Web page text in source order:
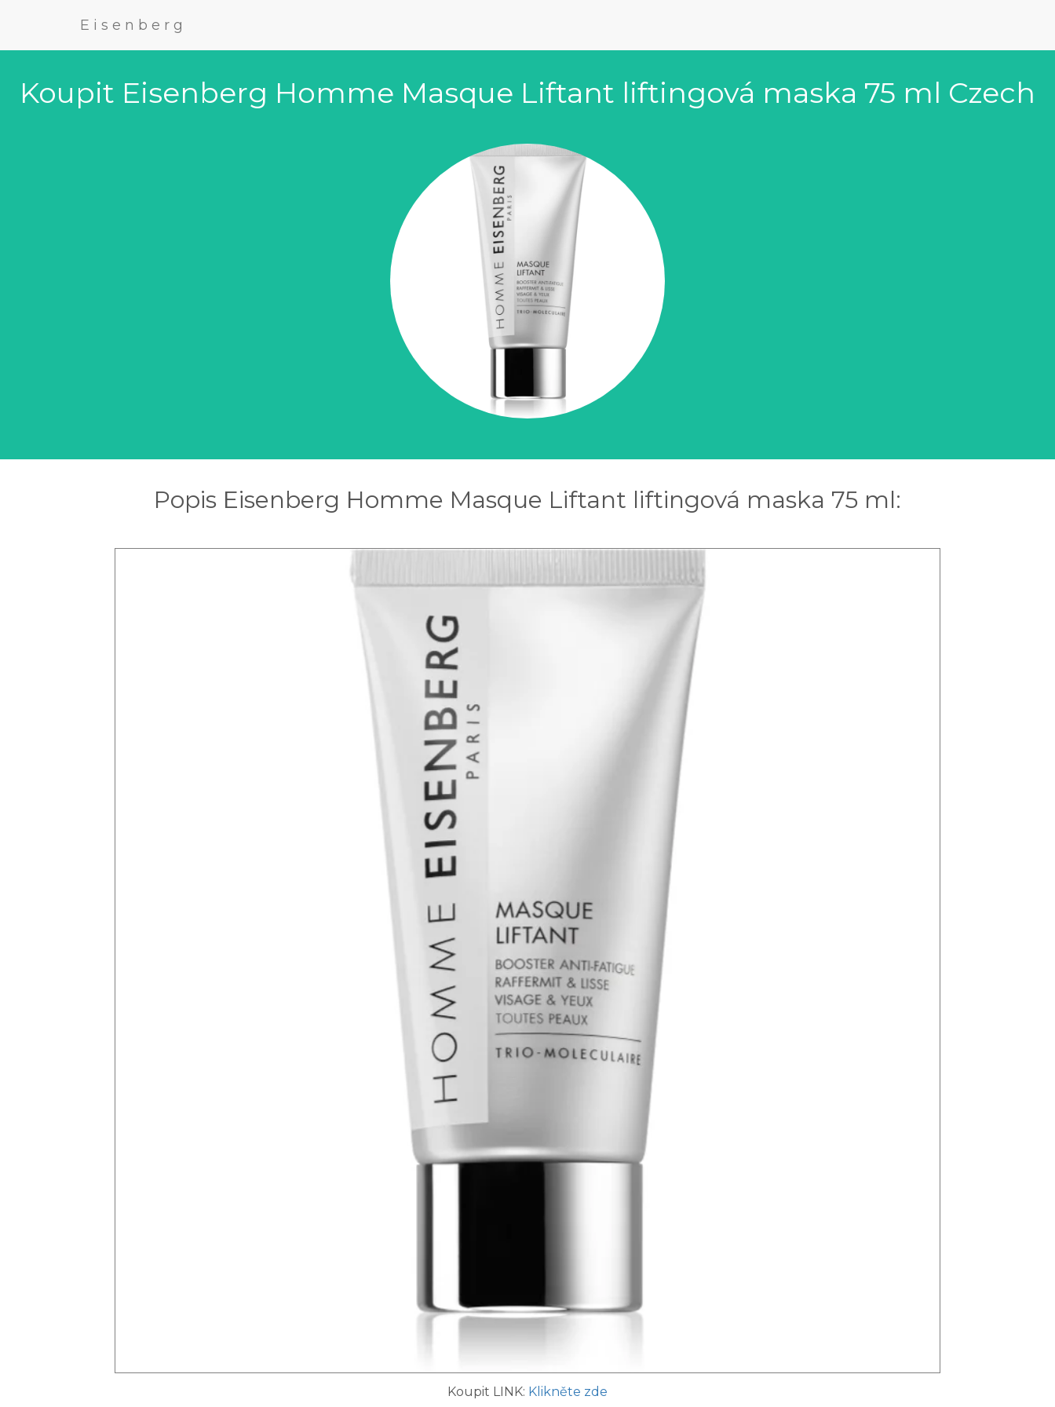
Eisenberg
Koupit Eisenberg Homme Masque Liftant liftingová maska 75 ml Czech
Popis Eisenberg Homme Masque Liftant liftingová maska 75 ml:
Koupit LINK: Klikněte zde